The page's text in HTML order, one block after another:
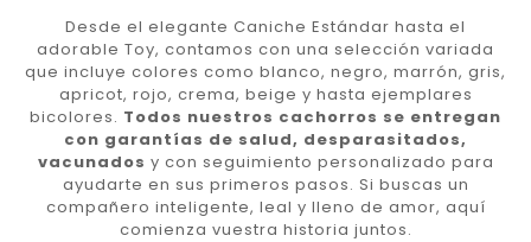
Desde el elegante Caniche Estándar hasta el
adorable Toy, contamos con una selección variada
que incluye colores como blanco, negro, marrón, gris,
apricot, rojo, crema, beige y hasta ejemplares
bicolores. Todos nuestros cachorros se entregan
con garantías de salud, desparasitados,
vacunados y con seguimiento personalizado para
ayudarte en sus primeros pasos. Si buscas un
compañero inteligente, leal y lleno de amor, aquí
comienza vuestra historia juntos.